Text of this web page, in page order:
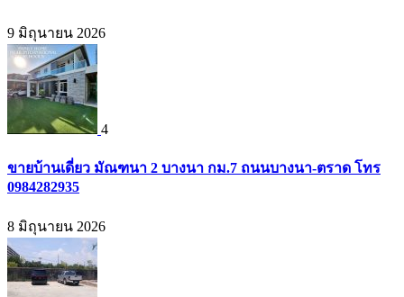
9 มิถุนายน 2026
4
ขายบ้านเดี่ยว มัณฑนา 2 บางนา กม.7 ถนนบางนา-ตราด โทร
0984282935
8 มิถุนายน 2026